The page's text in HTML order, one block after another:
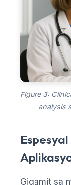
Figure 3:
analysis
Gigamit sa